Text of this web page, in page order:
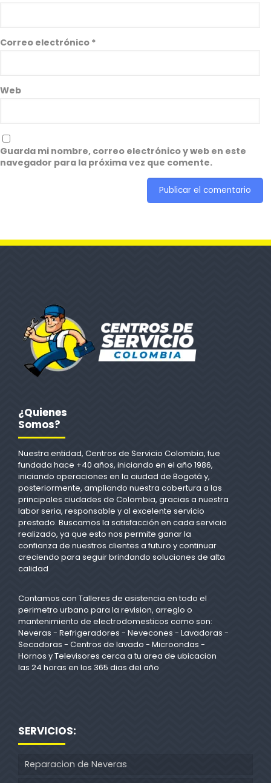
Correo electrónico *
Web
Guarda mi nombre, correo electrónico y web en este
navegador para la próxima vez que comente.
¿Quienes
Somos?
Nuestra entidad, Centros de Servicio Colombia, fue
fundada hace +40 años, iniciando en el año 1986,
iniciando operaciones en la ciudad de Bogotá y,
posteriormente, ampliando nuestra cobertura a las
principales ciudades de Colombia, gracias a nuestra
labor seria, responsable y al excelente servicio
prestado. Buscamos la satisfacción en cada servicio
realizado, ya que esto nos permite ganar la
confianza de nuestros clientes a futuro y continuar
creciendo para seguir brindando soluciones de alta
calidad
Contamos con Talleres de asistencia en todo el
perimetro urbano para la revision, arreglo o
mantenimiento de electrodomesticos como son:
Neveras - Refrigeradores - Nevecones - Lavadoras -
Secadoras - Centros de lavado - Microondas -
Hornos y Televisores cerca a tu area de ubicacion
las 24 horas en los 365 dias del año
SERVICIOS:
Reparacion de Neveras